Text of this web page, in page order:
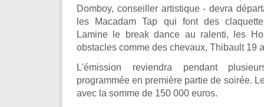
Domboy, conseiller artistique - devra
les Macadam Tap qui font des
Lamine le break dance au ralenti, les
obstacles comme des chevaux, Thibault 19
L'émission reviendra pendant
programmée en première partie de soirée.
avec la somme de 150 000 euros.